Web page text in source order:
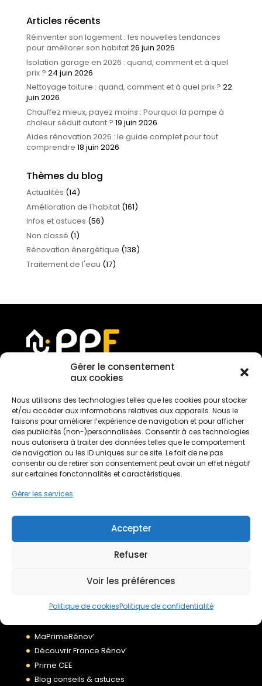
Gérer le consentement
aux cookies
Nous utilisons des technologies telles que les cookies pour stocker
et/ou accéder aux informations relatives aux appareils. Nous le
faisons pour améliorer l’expérience de navigation et pour afficher
des publicités (non-)personnalisées. Consentir à ces technologies
nous autorisera à traiter des données telles que le comportement
de navigation ou les ID uniques sur ce site. Le fait de ne pas
consentir ou de retirer son consentement peut avoir un effet négatif
sur certaines fonctonnalités et caractéristiques.
Gérer les services
Accepter
Refuser
Voir les préférences
Politique de cookiesPolitique de confidentialité
Articles récents
Réinventer son logement : les nouvelles tendances
pour améliorer son habitat26 juin 2026
Isolation garage en 2026 : quand, comment et à quel
prix ? 24 juin 2026
Nettoyage toiture : quand, comment et à quel prix ? 22
juin 2026
Chauffez mieux, payez moins : Pourquoi la pompe à
chaleur séduit autant ? 19 juin 2026
Aides rénovation 2026 : le guide complet pour tout
comprendre 18 juin 2026
Thèmes du blog
Actualités (14)
Amélioration de l'habitat(161)
Infos et astuces (56)
Non classé (1)
Rénovation énergétique (138)
Traitement de l'eau (17)
Nous rejoindre
Politique de confidentialité
Nos agences
MaPrimeRénov’
Découvrir France Rénov’
Prime CEE
Blog conseils & astuces